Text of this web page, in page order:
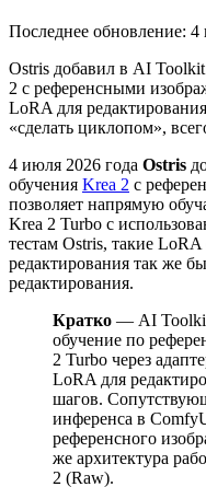
Последнее обновление: 4
Ostris добавил в AI
2 с референсными
LoRA для
«сделать циклопом»,
4 июля 2026 года Ostris
обучения Krea 2 с
позволяет напрямую
Krea 2 Turbo с
тестам Ostris, такие
редактирования так же
редактирования.
Кратко — AI Toolkit
обучение по
2 Turbo через
LoRA для
шагов.
инференса в
референсного
же архитектура
2 (Raw).